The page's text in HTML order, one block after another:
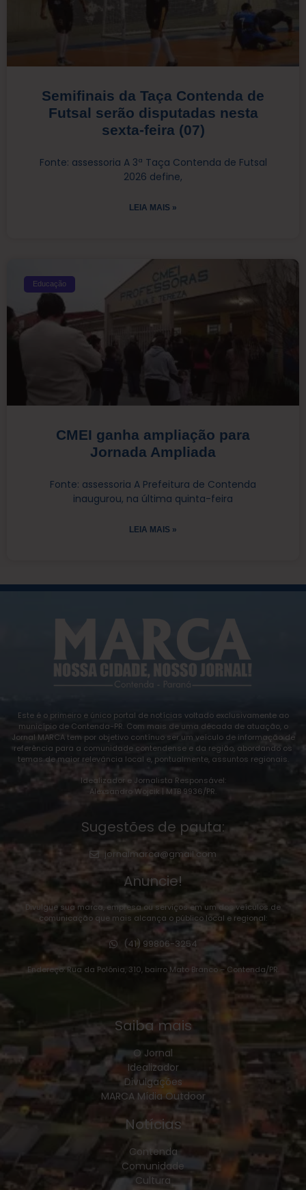
Semifinais da Taça Contenda de
Futsal serão disputadas nesta
sexta-feira (07)
Fonte: assessoria A 3ª Taça Contenda de Futsal
2026 define,
LEIA MAIS »
Educação
CMEI ganha ampliação para
Jornada Ampliada
Fonte: assessoria A Prefeitura de Contenda
inaugurou, na última quinta-feira
LEIA MAIS »
Este é o primeiro e único portal de notícias voltado exclusivamente ao
município de Contenda-PR. Com mais de uma década de atuação, o
Jornal MARCA tem por objetivo contínuo ser um veículo de informação de
referência para a comunidade contendense e da região, abordando os
temas de maior relevância local e, pontualmente, assuntos regionais.
Idealizador e Jornalista Responsável:
Alexsandro Wojcik | MTB 9936/PR.
Sugestões de pauta:
jornalmarca@gmail.com
Anuncie!
Divulgue sua marca, empresa ou serviços em um dos veículos de
comunicação que mais alcança o público local e regional:
(41) 99806-3254
Endereço: Rua da Polônia, 310, bairro Mato Branco – Contenda/PR.
Saiba mais
O Jornal
Idealizador
Divulgações
MARCA Mídia Outdoor
Notícias
Contenda
Comunidade
Cultura